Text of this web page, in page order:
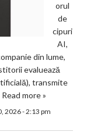
orul
de
cipuri
AI,
din lume,
evaluează
transmite
Read more »
2026 - 2:13 pm